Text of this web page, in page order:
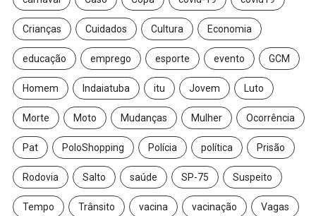
Crianças Cuidados Cultura Economia
educação emprego esporte evento GCM
Homem Indaiatuba itu Jovem Luto
Morte Moto Mudanças Mulher Ocorrência
Pat PoloShopping Polícia política Prisão
Rodovia Salto saúde SP-75 Suspeito
Tempo Trânsito vacina vacinação Vagas